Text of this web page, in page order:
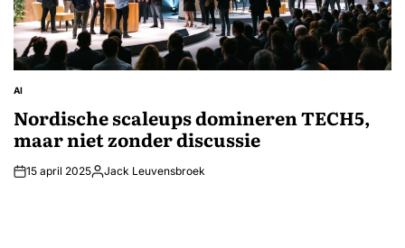
GEPLAATST
AI
Nordische scaleups domineren TECH5,
maar niet zonder discussie
15 april 2025Geplaatst
Jack Leuvensbroek